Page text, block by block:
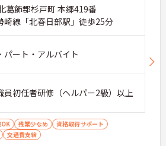
してフォローし合える風通
り、平均勤続年数7.2年とい
ています。
心の体制のもと、専門的な
です】
ッフが常駐し、医療機関と
急時にも落ち着いて対応で
ス提供を学べます。
イベートの負担を抑えなが
れます。
葛飾郡杉戸町 本郷419番
崎線「北春日部駅」徒歩25分
パート・アルバイト
初任者研修（ヘルパー2級）以上
OK 残業少なめ
資格取得サポート
交通費支給